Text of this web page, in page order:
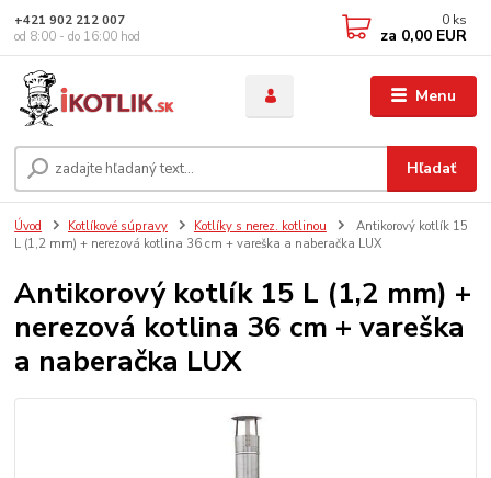
Menu
Hľadať
+421 902 212 007
od 8:00 - do 16:00 hod
0 ks
za 0,00 EUR
Úvod Kotlíkové súpravy Kotlíky s nerez. kotlinou
Antikorový kotlík 15
L (1,2 mm) + nerezová kotlina 36 cm + vareška a naberačka LUX
Antikorový kotlík 15 L (1,2 mm) +
nerezová kotlina 36 cm + vareška
a naberačka LUX